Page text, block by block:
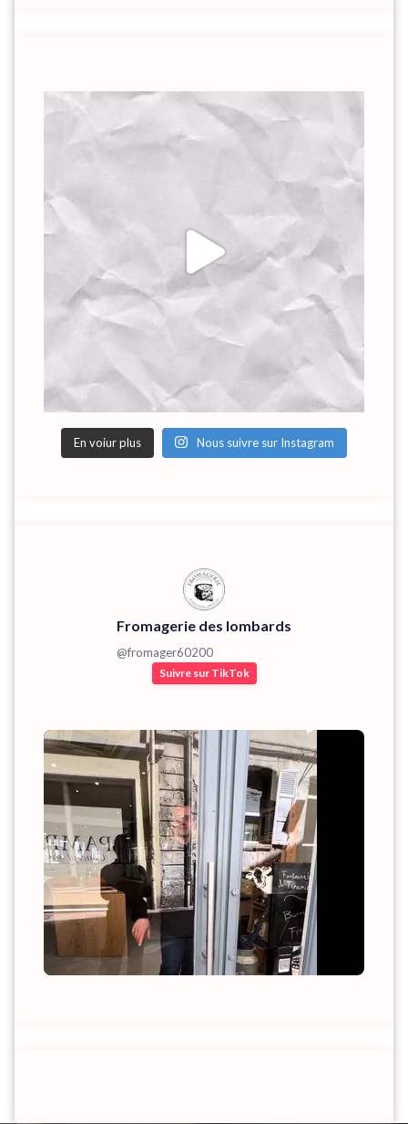
En voiur plus Nous suivre sur Instagram
Fromagerie des lombards
@fromager60200
Suivre sur TikTok